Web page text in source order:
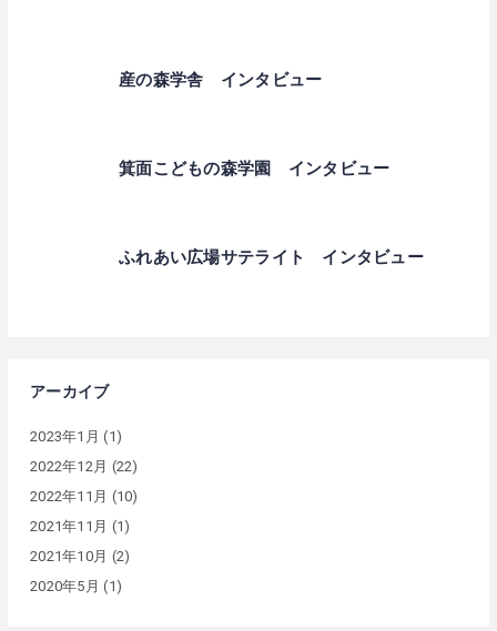
産の森学舎 インタビュー
箕面こどもの森学園 インタビュー
ふれあい広場サテライト インタビュー
アーカイブ
2023年1月 (1)
2022年12月 (22)
2022年11月 (10)
2021年11月 (1)
2021年10月 (2)
2020年5月 (1)